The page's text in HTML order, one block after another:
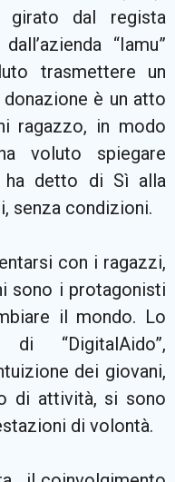
girato dal regista
“Iamu”
trasmettere un
è un atto
ragazzo, in modo
voluto spiegare
ha detto di Sì alla
senza condizioni.
con i ragazzi,
sono i protagonisti
il mondo. Lo
“DigitalAido”,
dei giovani,
di attività, si sono
di volontà.